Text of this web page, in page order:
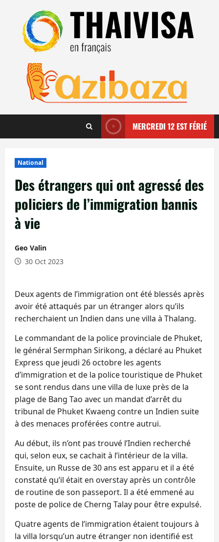
contenu
MERCREDI 12 EST FÉRIÉ
National
Des étrangers qui ont agressé des
policiers de l’immigration bannis
à vie
Geo Valin
30 Oct 2023
Deux agents de l’immigration ont été blessés après
avoir été attaqués par un étranger alors qu’ils
recherchaient un Indien dans une villa à Thalang.
Le commandant de la police provinciale de Phuket,
le général Sermphan Sirikong, a déclaré au Phuket
Express que jeudi 26 octobre les agents
d’immigration et de la police touristique de Phuket
se sont rendus dans une villa de luxe près de la
plage de Bang Tao avec un mandat d’arrêt du
tribunal de Phuket Kwaeng contre un Indien suite
à des menaces proférées contre autrui.
Au début, ils n’ont pas trouvé l’Indien recherché
qui, selon eux, se cachait à l’intérieur de la villa.
Ensuite, un Russe de 30 ans est apparu et il a été
constaté qu’il était en overstay après un contrôle
de routine de son passeport. Il a été emmené au
poste de police de Cherng Talay pour être expulsé.
Quatre agents de l’immigration étaient toujours à
la villa lorsqu’un autre étranger non identifié est